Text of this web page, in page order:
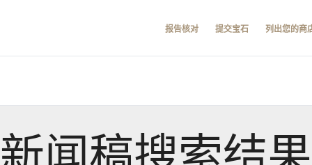
报告核对 提交宝石 列出您的商